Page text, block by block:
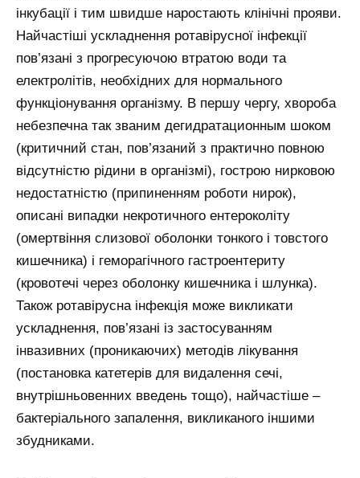
інкубації і тим швидше наростають клінічні прояви.
Найчастіші ускладнення ротавірусної інфекції
пов’язані з прогресуючою втратою води та
електролітів, необхідних для нормального
функціонування організму. В першу чергу, хвороба
небезпечна так званим дегидратационным шоком
(критичний стан, пов’язаний з практично повною
відсутністю рідини в організмі), гострою нирковою
недостатністю (припиненням роботи нирок),
описані випадки некротичного ентероколіту
(омертвіння слизової оболонки тонкого і товстого
кишечника) і геморагічного гастроентериту
(кровотечі через оболонку кишечника і шлунка).
Також ротавірусна інфекція може викликати
ускладнення, пов’язані із застосуванням
інвазивних (проникаючих) методів лікування
(постановка катетерів для видалення сечі,
внутрішньовенних введень тощо), найчастіше –
бактеріального запалення, викликаного іншими
збудниками.